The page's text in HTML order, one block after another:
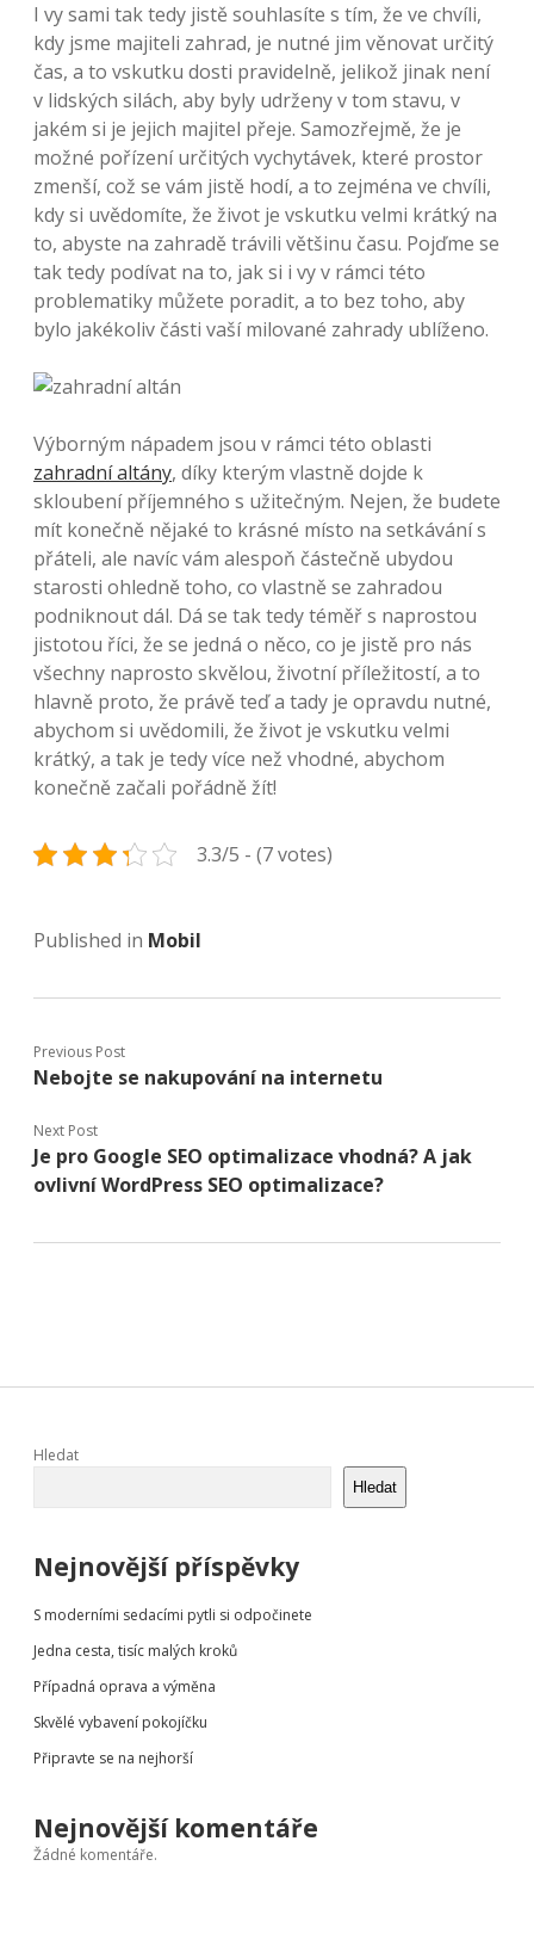
I vy sami tak tedy jistě souhlasíte s tím, že ve chvíli,
kdy jsme majiteli zahrad, je nutné jim věnovat určitý
čas, a to vskutku dosti pravidelně, jelikož jinak není
v lidských silách, aby byly udrženy v tom stavu, v
jakém si je jejich majitel přeje. Samozřejmě, že je
možné pořízení určitých vychytávek, které prostor
zmenší, což se vám jistě hodí, a to zejména ve chvíli,
kdy si uvědomíte, že život je vskutku velmi krátký na
to, abyste na zahradě trávili většinu času. Pojďme se
tak tedy podívat na to, jak si i vy v rámci této
problematiky můžete poradit, a to bez toho, aby
bylo jakékoliv části vaší milované zahrady ublíženo.
Výborným nápadem jsou v rámci této oblasti
zahradní altány, díky kterým vlastně dojde k
skloubení příjemného s užitečným. Nejen, že budete
mít konečně nějaké to krásné místo na setkávání s
přáteli, ale navíc vám alespoň částečně ubydou
starosti ohledně toho, co vlastně se zahradou
podniknout dál. Dá se tak tedy téměř s naprostou
jistotou říci, že se jedná o něco, co je jistě pro nás
všechny naprosto skvělou, životní příležitostí, a to
hlavně proto, že právě teď a tady je opravdu nutné,
abychom si uvědomili, že život je vskutku velmi
krátký, a tak je tedy více než vhodné, abychom
konečně začali pořádně žít!
3.3/5 - (7 votes)
Published in Mobil
Previous Post
Nebojte se nakupování na internetu
Next Post
Je pro Google SEO optimalizace vhodná? A jak
ovlivní WordPress SEO optimalizace?
Sidebar
Hledat
Hledat
Nejnovější příspěvky
S moderními sedacími pytli si odpočinete
Jedna cesta, tisíc malých kroků
Případná oprava a výměna
Skvělé vybavení pokojíčku
Připravte se na nejhorší
Nejnovější komentáře
Žádné komentáře.